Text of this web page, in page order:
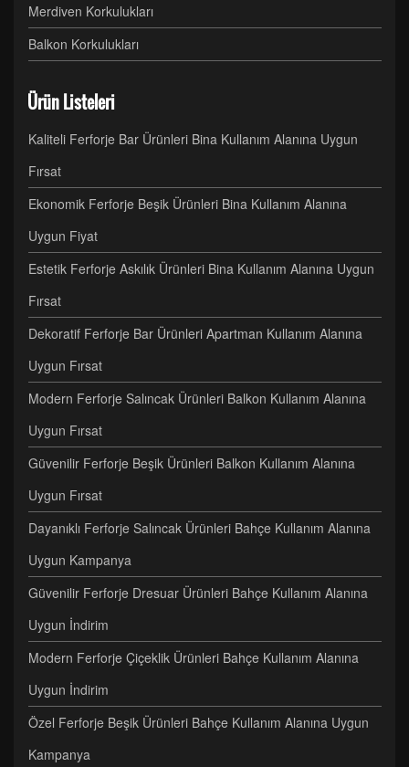
Merdiven Korkulukları
Balkon Korkulukları
Ürün Listeleri
Kaliteli Ferforje Bar Ürünleri Bina Kullanım Alanına Uygun
Fırsat
Ekonomik Ferforje Beşik Ürünleri Bina Kullanım Alanına
Uygun Fiyat
Estetik Ferforje Askılık Ürünleri Bina Kullanım Alanına Uygun
Fırsat
Dekoratif Ferforje Bar Ürünleri Apartman Kullanım Alanına
Uygun Fırsat
Modern Ferforje Salıncak Ürünleri Balkon Kullanım Alanına
Uygun Fırsat
Güvenilir Ferforje Beşik Ürünleri Balkon Kullanım Alanına
Uygun Fırsat
Dayanıklı Ferforje Salıncak Ürünleri Bahçe Kullanım Alanına
Uygun Kampanya
Güvenilir Ferforje Dresuar Ürünleri Bahçe Kullanım Alanına
Uygun İndirim
Modern Ferforje Çiçeklik Ürünleri Bahçe Kullanım Alanına
Uygun İndirim
Özel Ferforje Beşik Ürünleri Bahçe Kullanım Alanına Uygun
Kampanya